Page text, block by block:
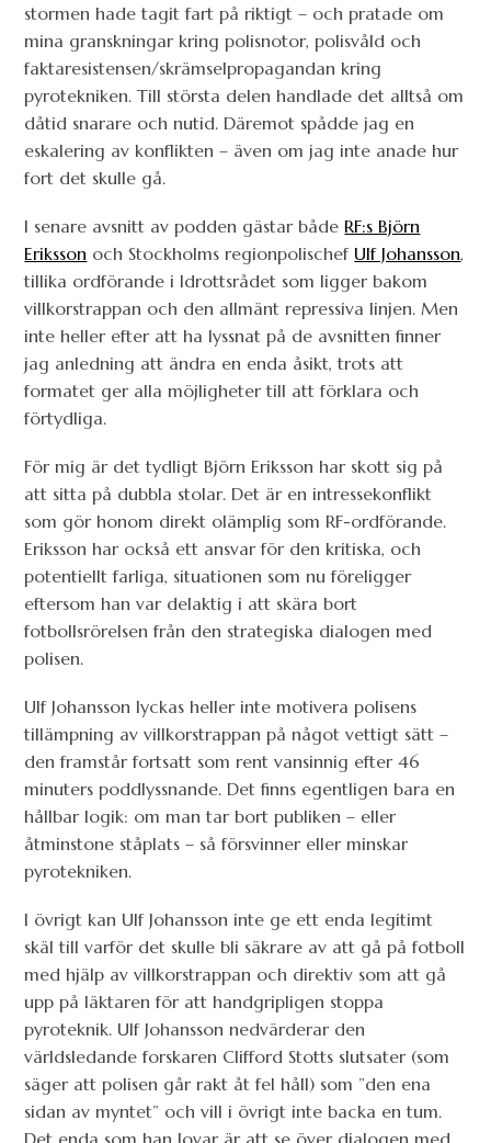
stormen hade tagit fart på riktigt – och pratade om
mina granskningar kring polisnotor, polisvåld och
faktaresistensen/skrämselpropagandan kring
pyrotekniken. Till största delen handlade det alltså om
dåtid snarare och nutid. Däremot spådde jag en
eskalering av konflikten – även om jag inte anade hur
fort det skulle gå.
I senare avsnitt av podden gästar bådeRF:s Björn
Eriksson och Stockholms regionpolischefUlf Johansson,
tillika ordförande i Idrottsrådet som ligger bakom
villkorstrappan och den allmänt repressiva linjen. Men
inte heller efter att ha lyssnat på de avsnitten finner
jag anledning att ändra en enda åsikt, trots att
formatet ger alla möjligheter till att förklara och
förtydliga.
För mig är det tydligt Björn Eriksson har skott sig på
att sitta på dubbla stolar. Det är en intressekonflikt
som gör honom direkt olämplig som RF-ordförande.
Eriksson har också ett ansvar för den kritiska, och
potentiellt farliga, situationen som nu föreligger
eftersom han var delaktig i att skära bort
fotbollsrörelsen från den strategiska dialogen med
polisen.
Ulf Johansson lyckas heller inte motivera polisens
tillämpning av villkorstrappan på något vettigt sätt –
den framstår fortsatt som rent vansinnig efter 46
minuters poddlyssnande. Det finns egentligen bara en
hållbar logik: om man tar bort publiken – eller
åtminstone ståplats – så försvinner eller minskar
pyrotekniken.
I övrigt kan Ulf Johansson inte ge ett enda legitimt
skäl till varför det skulle bli säkrare av att gå på fotboll
med hjälp av villkorstrappan och direktiv som att gå
upp på läktaren för att handgripligen stoppa
pyroteknik. Ulf Johansson nedvärderar den
världsledande forskaren Clifford Stotts slutsater (som
säger att polisen går rakt åt fel håll) som ”den ena
sidan av myntet” och vill i övrigt inte backa en tum.